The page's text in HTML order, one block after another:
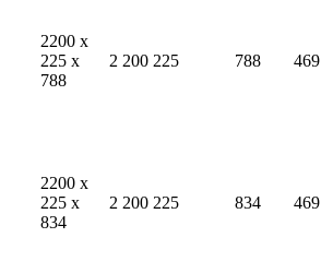
2200 x
225 x
788
2 200 225 788 469
2200 x
225 x
834
2 200 225 834 469